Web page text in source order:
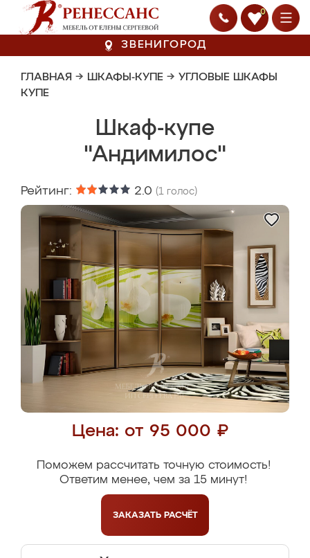
0
ЗВЕНИГОРОД
ГЛАВНАЯ → ШКАФЫ-КУПЕ → УГЛОВЫЕ ШКАФЫ
КУПЕ
Шкаф-купе
"Андимилос"
Рейтинг: 2.0 (1 голос)
Цена: от 95 000 ₽
Поможем рассчитать точную стоимость!
Ответим менее, чем за 15 минут!
ЗАКАЗАТЬ РАСЧЁТ